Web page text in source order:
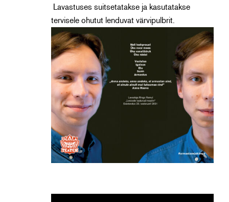
Lavastuses suitsetatakse ja kasutatakse
tervisele ohutut lenduvat värvipulbrit.